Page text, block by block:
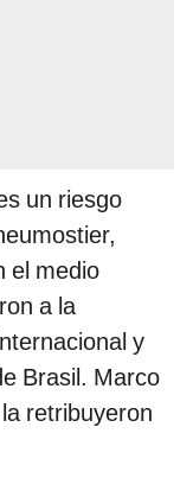
un riesgo
el medio
a la
y
Brasil. Marco
retribuyeron